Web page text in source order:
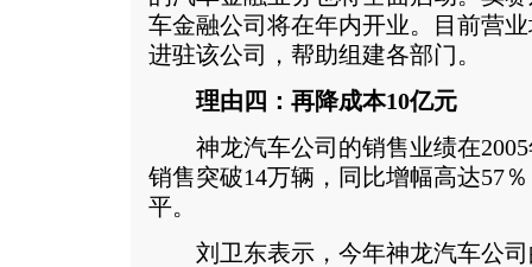
车金融公司将在年内开业。目前营
进驻该公司，帮助组建各部门。
理由四：再降成本10亿元
神龙汽车公司的销售业绩在2005
销售突破14万辆，同比增幅高达57
平。
刘卫东表示，今年神龙汽车公司